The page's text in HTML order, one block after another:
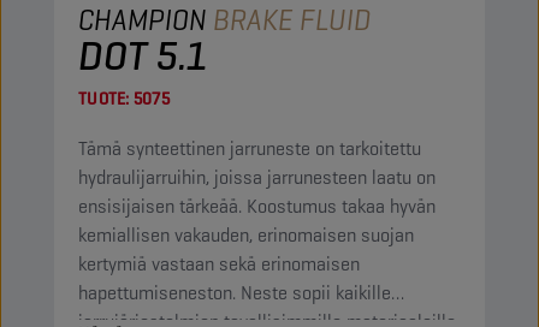
CHAMPION BRAKE FLUID
DOT 5.1
TUOTE: 5075
Tämä synteettinen jarruneste on tarkoitettu
hydraulijarruihin, joissa jarrunesteen laatu on
ensisijaisen tärkeää. Koostumus takaa hyvän
kemiallisen vakauden, erinomaisen suojan
kertymiä vastaan sekä erinomaisen
hapettumiseneston. Neste sopii kaikille
jarrujärjestelmien tavallisimmille materiaaleille.